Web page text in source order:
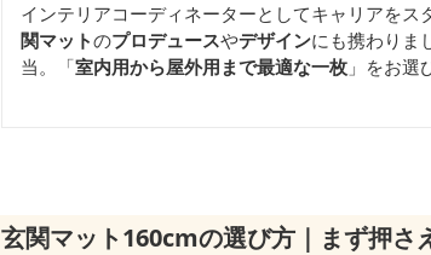
インテリアコーディネーターとしてキャリアをス
関マットのプロデュースやデザインにも携わりま
当。「室内用から屋外用まで最適な一枚 」をお選
玄関マット160cmの選び方｜まず押さ